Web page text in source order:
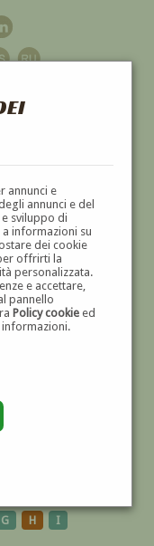
annunci e
annunci e del
sviluppo di
informazioni su
dei cookie
offrirti la
personalizzata.
e accettare,
pannello
Policy cookieed
E '900
G H I